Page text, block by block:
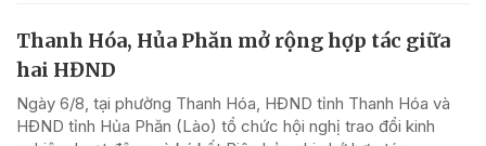
Thanh Hóa, Hủa Phăn mở rộng hợp tác giữa
hai HĐND
Ngày 6/8, tại phường Thanh Hóa, HĐND tỉnh Thanh Hóa và
HĐND tỉnh Hủa Phăn (Lào) tổ chức hội nghị trao đổi kinh